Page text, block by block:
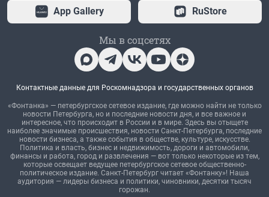
App Gallery RuStore
Мы в соцсетях
Контактные данные для Роскомнадзора и государственных органов
«Фонтанка» — петербургское сетевое издание, где можно найти не только
новости Петербурга, но и последние новости дня, и все важное и
интересное, что происходит в России и в мире. Здесь вы отыщете
наиболее значимые происшествия, новости Санкт-Петербурга, последние
новости бизнеса, а также события в обществе, культуре, искусстве.
Политика и власть, бизнес и недвижимость, дороги и автомобили,
финансы и работа, город и развлечения — вот только некоторые из тем,
которые освещает ведущее петербургское сетевое общественно-
политическое издание. Санкт-Петербург читает «Фонтанку»! Наша
аудитория — лидеры бизнеса и политики, чиновники, десятки тысяч
горожан.